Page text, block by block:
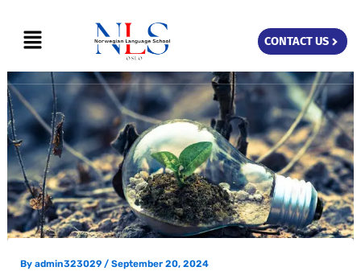
content
Menu CONTACT US
By admin323029 / September 20, 2024